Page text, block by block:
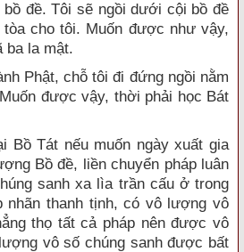
đề. Tôi sẽ ngồi dưới cội bồ đề
cho tôi. Muốn được như vậy,
ba la mật.
Phật, chỗ tôi đi đứng ngồi nằm
được vậy, thời phải học Bát
Bồ Tát nếu muốn ngày xuất gia
Bồ đề, liền chuyển pháp luân
sanh xa lìa trần cấu ở trong
nhãn thanh tịnh, có vô lượng vô
thọ tất cả pháp nên được vô
vô số chúng sanh được bất